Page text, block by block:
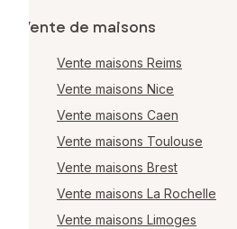
Vente de maisons
Vente maisons Reims
Vente maisons Nice
Vente maisons Caen
Vente maisons Toulouse
Vente maisons Brest
Vente maisons La Rochelle
Vente maisons Limoges